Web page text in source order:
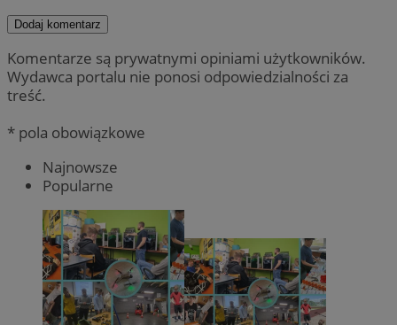
Dodaj komentarz
Komentarze są prywatnymi opiniami użytkowników.
Wydawca portalu nie ponosi odpowiedzialności za
treść.
* pola obowiązkowe
Najnowsze
Popularne